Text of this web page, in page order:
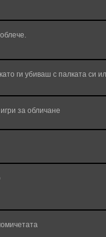
ги убиваш с палката си
за обличане